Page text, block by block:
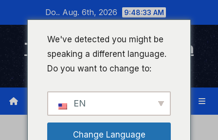
wechseln
Do.. Aug. 6th, 2026 9:48:33 AM
Timeline Bad Kreuznach
Infonetzwerk für Bad Kreuznach
We've detected you might be
speaking a different language.
Do you want to change to:
EN
Change Language